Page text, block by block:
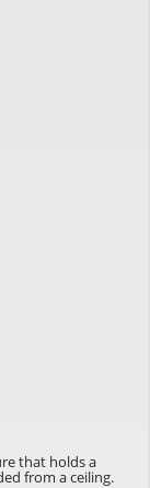
that holds a
from a ceiling.